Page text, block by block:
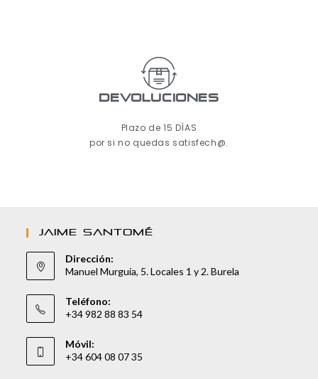
Devoluciones
Plazo de 15 DÍAS
por si no quedas satisfech@.
JAIME SANTOMÉ
Dirección:
Manuel Murguía, 5. Locales 1 y 2. Burela
Teléfono:
+34 982 88 83 54
Móvil:
+34 604 08 07 35